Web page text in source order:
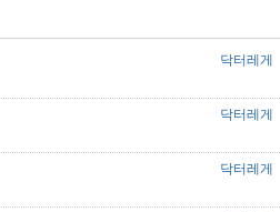
닥터레게
닥터레게
닥터레게